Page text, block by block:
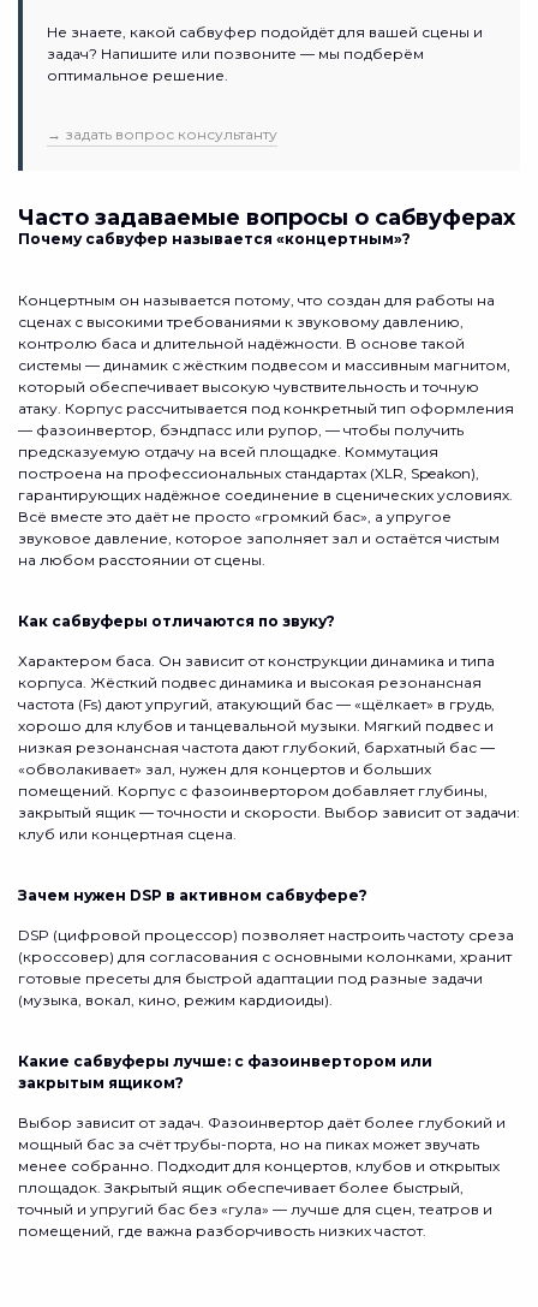
Не знаете, какой сабвуфер подойдёт для вашей сцены и
задач? Напишите или позвоните — мы подберём
оптимальное решение.
→ задать вопрос консультанту
Часто задаваемые вопросы о сабвуферах
Почему сабвуфер называется «концертным»?
Концертным он называется потому, что создан для работы на
сценах с высокими требованиями к звуковому давлению,
контролю баса и длительной надёжности. В основе такой
системы — динамик с жёстким подвесом и массивным магнитом,
который обеспечивает высокую чувствительность и точную
атаку. Корпус рассчитывается под конкретный тип оформления
— фазоинвертор, бэндпасс или рупор, — чтобы получить
предсказуемую отдачу на всей площадке. Коммутация
построена на профессиональных стандартах (XLR, Speakon),
гарантирующих надёжное соединение в сценических условиях.
Всё вместе это даёт не просто «громкий бас», а упругое
звуковое давление, которое заполняет зал и остаётся чистым
на любом расстоянии от сцены.
Как сабвуферы отличаются по звуку?
Характером баса. Он зависит от конструкции динамика и типа
корпуса. Жёсткий подвес динамика и высокая резонансная
частота (Fs) дают упругий, атакующий бас — «щёлкает» в грудь,
хорошо для клубов и танцевальной музыки. Мягкий подвес и
низкая резонансная частота дают глубокий, бархатный бас —
«обволакивает» зал, нужен для концертов и больших
помещений. Корпус с фазоинвертором добавляет глубины,
закрытый ящик — точности и скорости. Выбор зависит от задачи:
клуб или концертная сцена.
Зачем нужен DSP в активном сабвуфере?
DSP (цифровой процессор) позволяет настроить частоту среза
(кроссовер) для согласования с основными колонками, хранит
готовые пресеты для быстрой адаптации под разные задачи
(музыка, вокал, кино, режим кардиоиды).
Какие сабвуферы лучше: с фазоинвертором или
закрытым ящиком?
Выбор зависит от задач. Фазоинвертор даёт более глубокий и
мощный бас за счёт трубы-порта, но на пиках может звучать
менее собранно. Подходит для концертов, клубов и открытых
площадок. Закрытый ящик обеспечивает более быстрый,
точный и упругий бас без «гула» — лучше для сцен, театров и
помещений, где важна разборчивость низких частот.